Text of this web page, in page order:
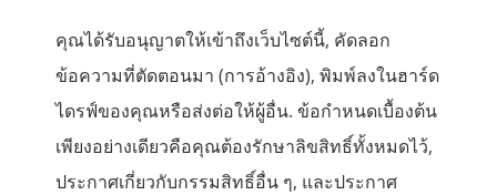
คุณได้รับอนุญาตให้เข้าถึงเว็บไซต์นี้, คัดลอก
ข้อความที่ตัดตอนมา (การอ้างอิง), พิมพ์ลงในฮาร์ด
ไดรฟ์ของคุณหรือส่งต่อให้ผู้อื่น. ข้อกำหนดเบื้องต้น
เพียงอย่างเดียวคือคุณต้องรักษาลิขสิทธิ์ทั้งหมดไว้,
ประกาศเกี่ยวกับกรรมสิทธิ์อื่น ๆ, และประกาศ